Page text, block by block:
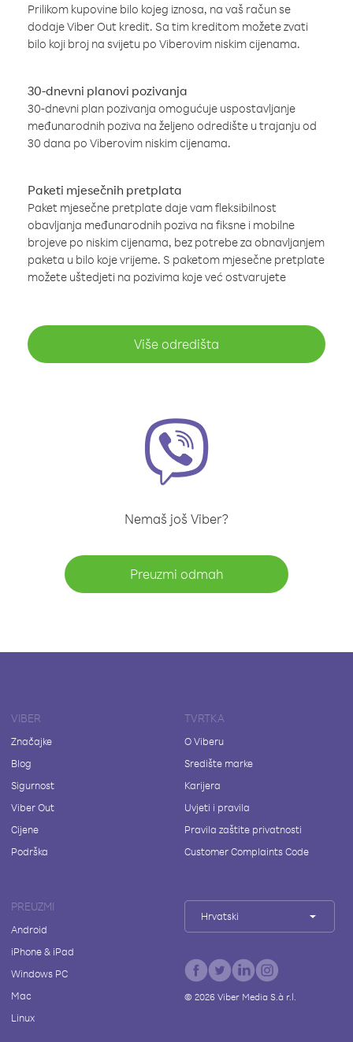
Prilikom kupovine bilo kojeg iznosa, na vaš račun se
dodaje Viber Out kredit. Sa tim kreditom možete zvati
bilo koji broj na svijetu po Viberovim niskim cijenama.
30-dnevni planovi pozivanja
30-dnevni plan pozivanja omogućuje uspostavljanje
međunarodnih poziva na željeno odredište u trajanju od
30 dana po Viberovim niskim cijenama.
Paketi mjesečnih pretplata
Paket mjesečne pretplate daje vam fleksibilnost
obavljanja međunarodnih poziva na fiksne i mobilne
brojeve po niskim cijenama, bez potrebe za obnavljanjem
paketa u bilo koje vrijeme. S paketom mjesečne pretplate
možete uštedjeti na pozivima koje već ostvarujete
Više odredišta
Nemaš još Viber?
Preuzmi odmah
VIBER
Značajke
Blog
Sigurnost
Viber Out
Cijene
Podrška
TVRTKA
O Viberu
Središte marke
Karijera
Uvjeti i pravila
Pravila zaštite privatnosti
Customer Complaints Code
PREUZMI
Android
iPhone & iPad
Windows PC
Mac
Linux
Hrvatski
© 2026Viber Media S.à r.l.